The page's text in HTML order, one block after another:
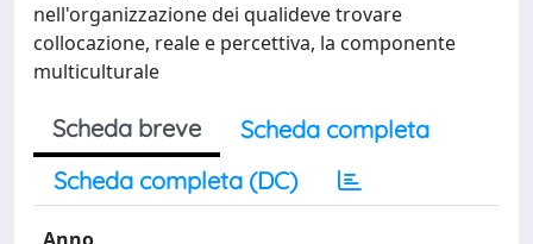
nell'organizzazione dei qualideve trovare
collocazione, reale e percettiva, la componente
multiculturale
Scheda breve
Scheda completa
Scheda completa (DC)